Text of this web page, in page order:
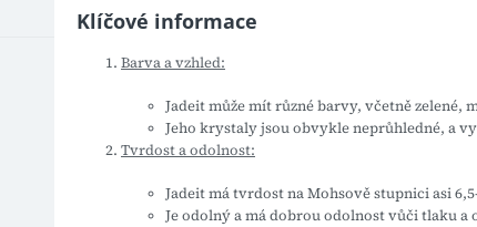
Klíčové informace
Barva a vzhled:
Jadeit může mít různé barvy, včetně zelené,
Jeho krystaly jsou obvykle neprůhledné, a
Tvrdost a odolnost:
Jadeit má tvrdost na Mohsově stupnici asi
Je odolný a má dobrou odolnost vůči tlaku a